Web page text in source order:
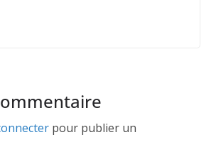
pour publier un